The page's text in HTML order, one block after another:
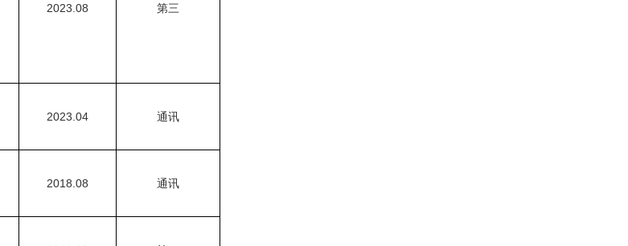
2023.08 第三
2023.04 通讯
2018.08 通讯